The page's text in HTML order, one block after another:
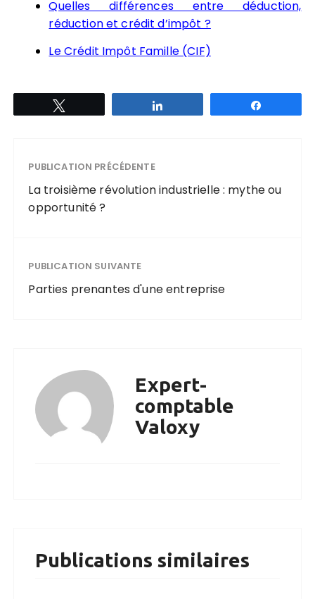
Quelles différences entre déduction,
réduction et crédit d’impôt ?
Le Crédit Impôt Famille (CIF)
PUBLICATION PRÉCÉDENTE
La troisième révolution industrielle : mythe ou
opportunité ?
PUBLICATION SUIVANTE
Parties prenantes d'une entreprise
Expert-
comptable
Valoxy
Publications similaires